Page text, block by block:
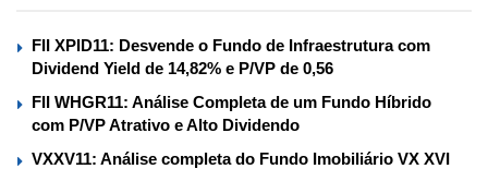
FII XPID11: Desvende o Fundo de Infraestrutura com
Dividend Yield de 14,82% e P/VP de 0,56
FII WHGR11: Análise Completa de um Fundo Híbrido
com P/VP Atrativo e Alto Dividendo
VXXV11: Análise completa do Fundo Imobiliário VX XVI